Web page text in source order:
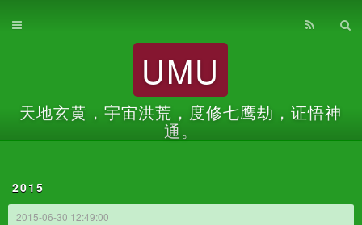
UMU
天地玄黄，宇宙洪荒，度修七鹰劫，证悟神
通。
2015
2015-06-30 12:49:00
首页
关于